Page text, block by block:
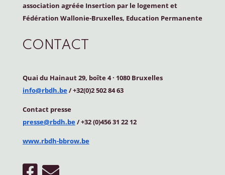
association agréée Insertion par le logement et
Fédération Wallonie-Bruxelles, Education Permanente
CONTACT
Quai du Hainaut 29, boîte 4· 1080 Bruxelles
info@rbdh.be/ +32(0)2 502 84 63
Contact presse
presse@rbdh.be/ +32 (0)456 31 22 12
www.rbdh-bbrow.be